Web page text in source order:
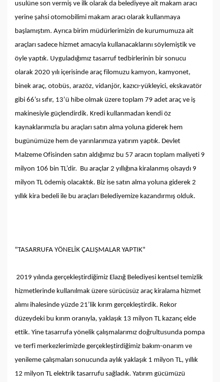
usulüne son vermiş ve ilk olarak da belediyeye ait makam aracı
yerine şahsi otomobilimi makam aracı olarak kullanmaya
başlamıştım. Ayrıca birim müdürlerimizin de kurumumuza ait
araçları sadece hizmet amacıyla kullanacaklarını söylemiştik ve
öyle yaptık. Uyguladığımız tasarruf tedbirlerinin bir sonucu
olarak 2020 yılı içerisinde araç filomuzu kamyon, kamyonet,
binek araç, otobüs, arazöz, vidanjör, kazıcı-yükleyici, ekskavatör
gibi 66’sı sıfır, 13’ü hibe olmak üzere toplam 79 adet araç ve iş
makinesiyle güçlendirdik. Kredi kullanmadan kendi öz
kaynaklarımızla bu araçları satın alma yoluna giderek hem
bugünümüze hem de yarınlarımıza yatırım yaptık. Devlet
Malzeme Ofisinden satın aldığımız bu 57 aracın toplam maliyeti 9
milyon 106 bin TL’dir. Bu araçlar 2 yıllığına kiralanmış olsaydı 9
milyon TL ödemiş olacaktık. Biz ise satın alma yoluna giderek 2
yıllık kira bedeli ile bu araçları Belediyemize kazandırmış olduk.
"TASARRUFA YÖNELİK ÇALIŞMALAR YAPTIK"
2019 yılında gerçekleştirdiğimiz Elazığ Belediyesi kentsel temizlik
hizmetlerinde kullanılmak üzere sürücüsüz araç kiralama hizmet
alımı ihalesinde yüzde 21’lik kırım gerçekleştirdik. Rekor
düzeydeki bu kırım oranıyla, yaklaşık 13 milyon TL kazanç elde
ettik. Yine tasarrufa yönelik çalışmalarımız doğrultusunda pompa
ve terfi merkezlerimizde gerçekleştirdiğimiz bakım-onarım ve
yenileme çalışmaları sonucunda aylık yaklaşık 1 milyon TL, yıllık
12 milyon TL elektrik tasarrufu sağladık. Yatırım gücümüzü